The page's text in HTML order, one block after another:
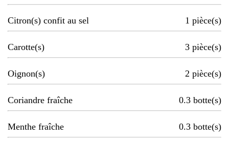
Citron(s) confit au sel 1 pièce(s)
Carotte(s) 3 pièce(s)
Oignon(s) 2 pièce(s)
Coriandre fraîche 0.3 botte(s)
Menthe fraîche 0.3 botte(s)